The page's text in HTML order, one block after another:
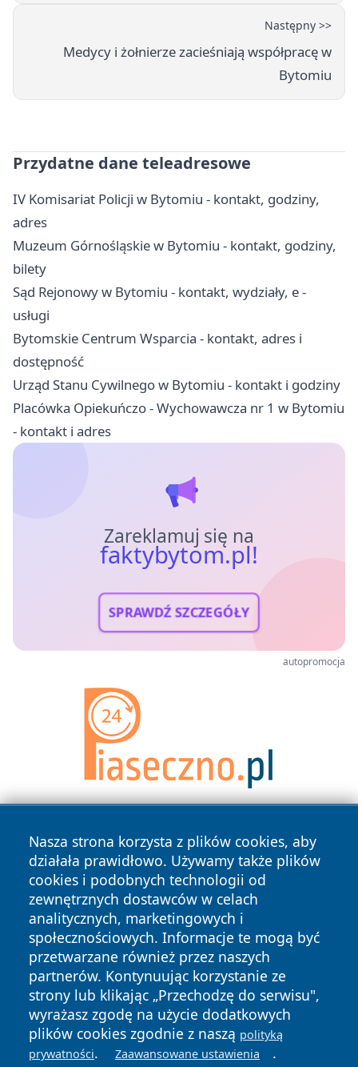
Następny >>
Medycy i żołnierze zacieśniają współpracę w
Bytomiu
Przydatne dane teleadresowe
IV Komisariat Policji w Bytomiu - kontakt, godziny,
adres
Muzeum Górnośląskie w Bytomiu - kontakt, godziny,
bilety
Sąd Rejonowy w Bytomiu - kontakt, wydziały, e -
usługi
Bytomskie Centrum Wsparcia - kontakt, adres i
dostępność
Urząd Stanu Cywilnego w Bytomiu - kontakt i godziny
Placówka Opiekuńczo - Wychowawcza nr 1 w Bytomiu
- kontakt i adres
Zareklamuj się na
faktybytom.pl!
SPRAWDŹ SZCZEGÓŁY
autopromocja
Nasza strona korzysta z plików cookies, aby
działała prawidłowo. Używamy także plików
cookies i podobnych technologii od
zewnętrznych dostawców w celach
analitycznych, marketingowych i
społecznościowych. Informacje te mogą być
przetwarzane również przez naszych
partnerów. Kontynuując korzystanie ze
strony lub klikając „Przechodzę do serwisu",
wyrażasz zgodę na użycie dodatkowych
plików cookies zgodnie z naszą polityką
prywatności. Zaawansowane ustawienia .
Copyright © 2026 faktybytom.pl Wszystkie prawa zastrzeżone.
News Autorzy
Polityka
Prywatności
Polityka
Cookies